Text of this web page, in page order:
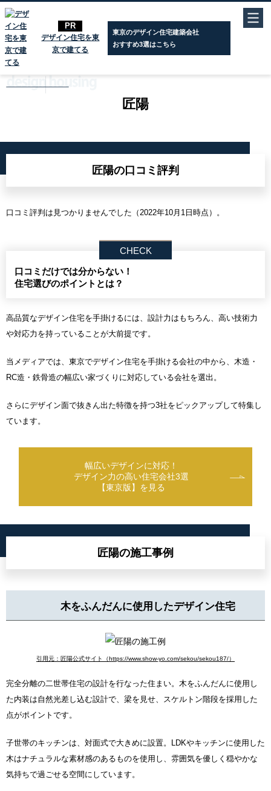
デザイン住宅を東
京で建てる
東京のデザイン住宅建築会社
おすすめ3選はこちら
デザイン住宅を東京で建てる» 東京のデザイン住宅建築会社ガイド
公開日：
匠陽
匠陽の口コミ評判
口コミ評判は見つかりませんでした（2022年10月1日時点）。
口コミだけでは分からない！
住宅選びのポイントとは？
高品質なデザイン住宅を手掛けるには、設計力はもちろん、高い技術力
や対応力を持っていることが大前提です。
当メディアでは、東京でデザイン住宅を手掛ける会社の中から、木造・
RC造・鉄骨造の幅広い家づくりに対応している会社を選出。
さらにデザイン面で抜きん出た特徴を持つ3社をピックアップして特集し
ています。
幅広いデザインに対応！
デザイン力の高い住宅会社3選
【東京版】を見る
匠陽の施工事例
木をふんだんに使用したデザイン住宅
引用元：匠陽公式サイト（https://www.show-yo.com/sekou/sekou187/）
完全分離の二世帯住宅の設計を行なった住まい。木をふんだんに使用し
た内装は自然光差し込む設計で、梁を見せ、スケルトン階段を採用した
点がポイントです。
子世帯のキッチンは、対面式で大きめに設置。LDKやキッチンに使用した
木はナチュラルな素材感のあるものを使用し、雰囲気を優しく穏やかな
気持ちで過ごせる空間にしています。
東京のデザイン住宅建築会社
おすすめ3選はこちら